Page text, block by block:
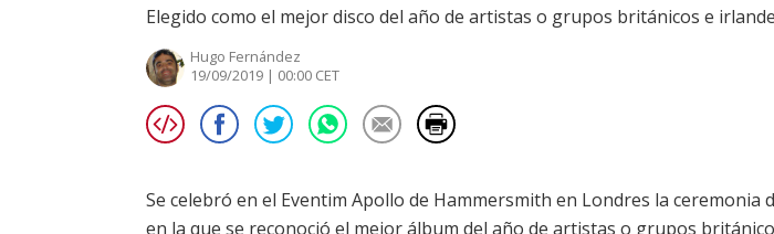
Elegido como el mejor disco del año de artistas o grupos británicos e
Hugo Fernández
19/09/2019 | 00:00 CET
Se celebró en el Eventim Apollo de Hammersmith en Londres la ceremonia
en la que se reconoció el mejor álbum del año de artistas o grupos